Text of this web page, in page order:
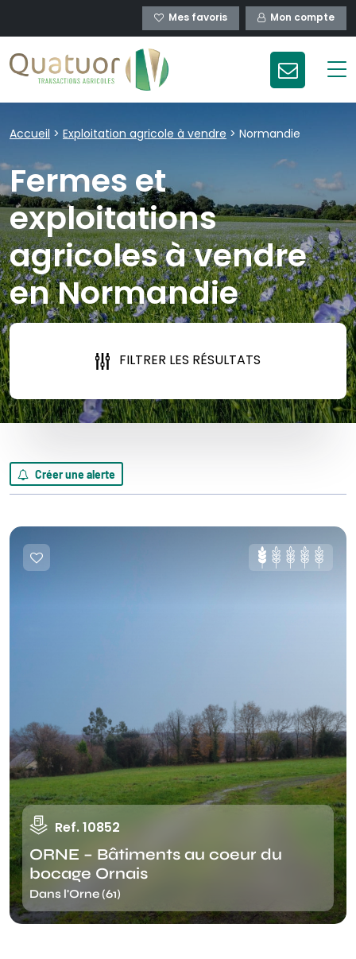
Mes favoris Mon compte
Accueil > Exploitation agricole à vendre > Normandie
Fermes et
exploitations
agricoles à vendre
en Normandie
FILTRER LES RÉSULTATS
Créer une alerte
Ref. 10852
ORNE – Bâtiments au coeur du
bocage Ornais
Dans l'Orne (61)